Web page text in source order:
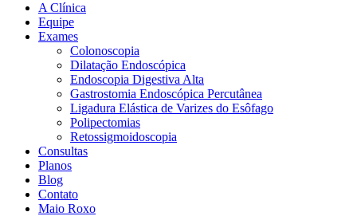
A Clínica
Equipe
Exames
Colonoscopia
Dilatação Endoscópica
Endoscopia Digestiva Alta
Gastrostomia Endoscópica Percutânea
Ligadura Elástica de Varizes do Esôfago
Polipectomias
Retossigmoidoscopia
Consultas
Planos
Blog
Contato
Maio Roxo